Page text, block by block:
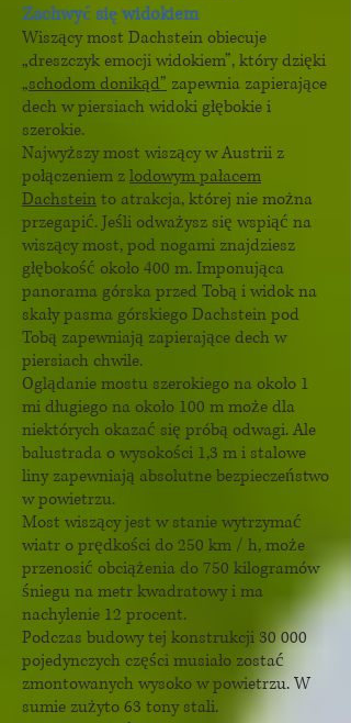
Zachwyć się widokiem
Wiszący most Dachstein obiecuje
„dreszczyk emocji widokiem”, który dzięki
„schodom donikąd” zapewnia zapierające
dech w piersiach widoki głębokie i
szerokie.
Najwyższy most wiszący w Austrii z
połączeniem zlodowym pałacem
Dachsteinto atrakcja, której nie można
przegapić. Jeśli odważysz się wspiąć na
wiszący most, pod nogami znajdziesz
głębokość około 400 m. Imponująca
panorama górska przed Tobą i widok na
skały pasma górskiego Dachstein pod
Tobą zapewniają zapierające dech w
piersiach chwile.
Oglądanie mostu szerokiego na około 1
mi długiego na około 100 m może dla
niektórych okazać się próbą odwagi. Ale
balustrada o wysokości 1,3 m i stalowe
liny zapewniają absolutne bezpieczeństwo
w powietrzu.
Most wiszący jest w stanie wytrzymać
wiatr o prędkości do 250 km / h, może
przenosić obciążenia do 750 kilogramów
śniegu na metr kwadratowy i ma
nachylenie 12 procent.
Podczas budowy tej konstrukcji 30 000
pojedynczych części musiało zostać
zmontowanych wysoko w powietrzu. W
sumie zużyto 63 tony stali.